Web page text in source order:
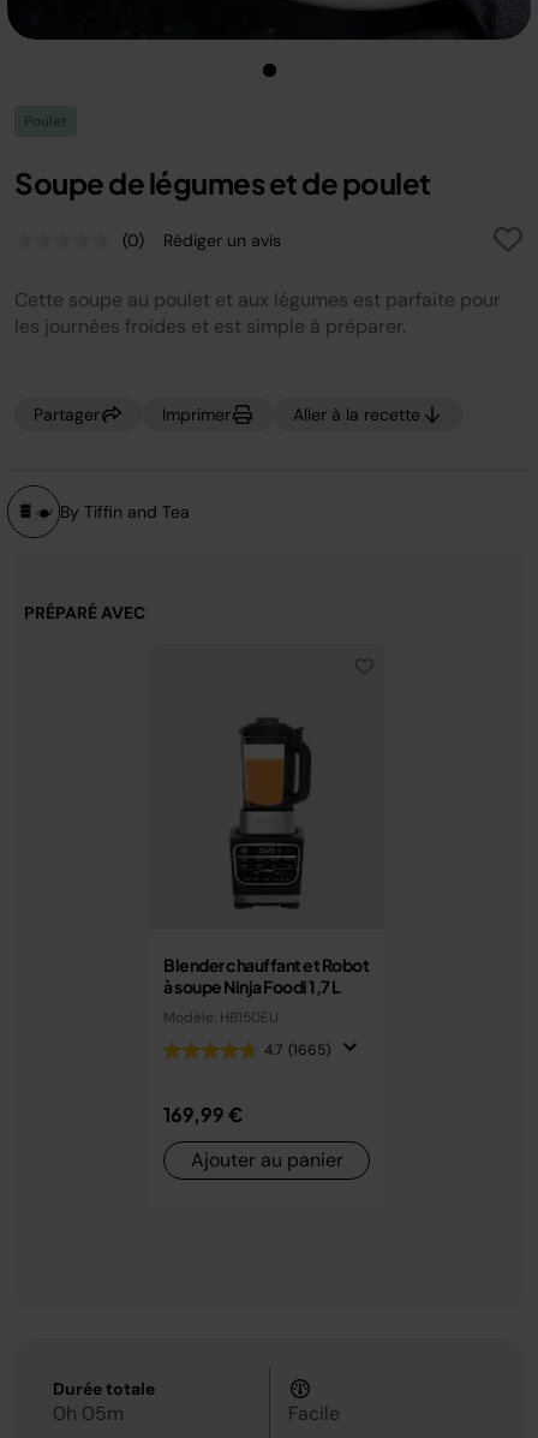
Poulet
Soupe de légumes et de poulet
Aucune
notation.
Lien
page.
(0) Rédiger un avis
Cette soupe au poulet et aux légumes est parfaite pour
les journées froides et est simple à préparer.
Partager Imprimer Aller à la recette
By Tiffin and Tea
PRÉPARÉ AVEC
Blender chauffant et Robot
à soupe Ninja Foodi 1,7 L
Modèle: HB150EU
4.7 (1665)
169,99 €
Ajouter au panier
Durée totale
0h 05m Facile